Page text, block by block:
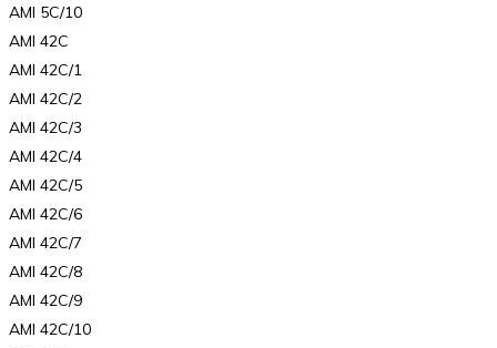
AMI 5C/10
AMI 42C
AMI 42C/1
AMI 42C/2
AMI 42C/3
AMI 42C/4
AMI 42C/5
AMI 42C/6
AMI 42C/7
AMI 42C/8
AMI 42C/9
AMI 42C/10